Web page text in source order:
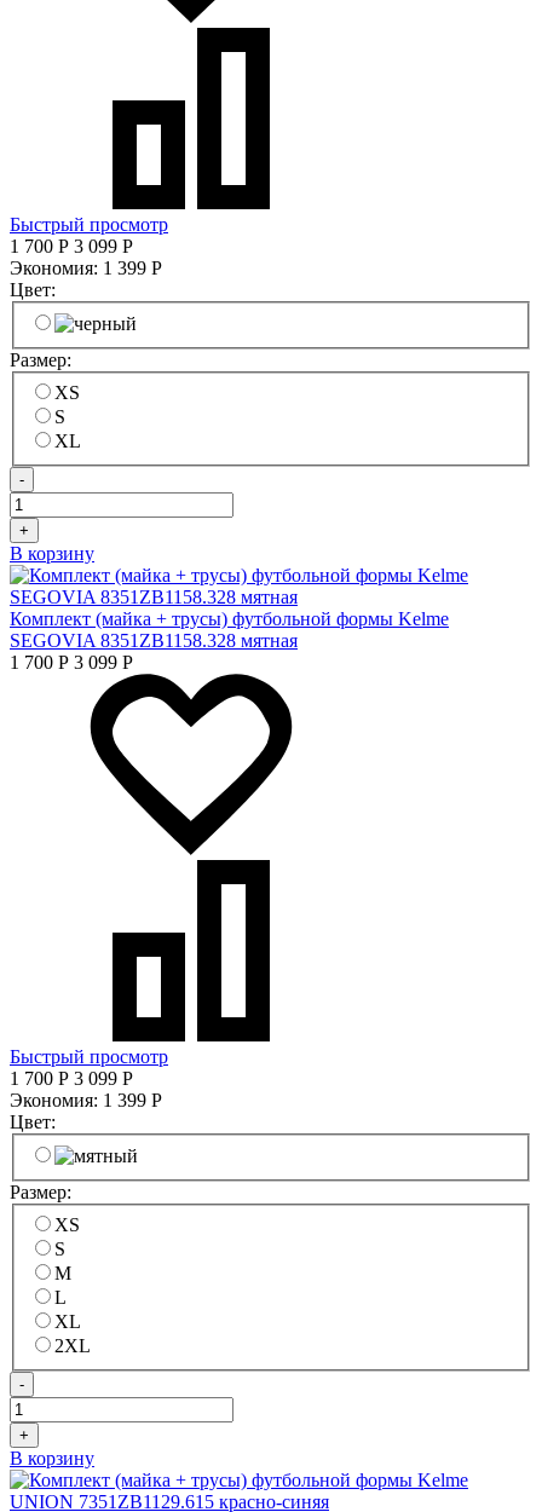
Быстрый просмотр
1 700 Р 3 099 Р
Экономия: 1 399 Р
Цвет:
Размер:
XS
S
XL
-
+
В корзину
Комплект (майка + трусы) футбольной формы Kelme
SEGOVIA 8351ZB1158.328 мятная
1 700 Р 3 099 Р
Быстрый просмотр
1 700 Р 3 099 Р
Экономия: 1 399 Р
Цвет:
Размер:
XS
S
M
L
XL
2XL
-
+
В корзину